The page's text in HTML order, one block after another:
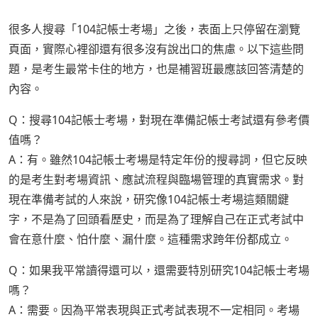
很多人搜尋「104記帳士考場」之後，表面上只停留在瀏覽
頁面，實際心裡卻還有很多沒有說出口的焦慮。以下這些問
題，是考生最常卡住的地方，也是補習班最應該回答清楚的
內容。
Q：搜尋104記帳士考場，對現在準備記帳士考試還有參考價
值嗎？
A：有。雖然104記帳士考場是特定年份的搜尋詞，但它反映
的是考生對考場資訊、應試流程與臨場管理的真實需求。對
現在準備考試的人來說，研究像104記帳士考場這類關鍵
字，不是為了回頭看歷史，而是為了理解自己在正式考試中
會在意什麼、怕什麼、漏什麼。這種需求跨年份都成立。
Q：如果我平常讀得還可以，還需要特別研究104記帳士考場
嗎？
A：需要。因為平常表現與正式考試表現不一定相同。考場